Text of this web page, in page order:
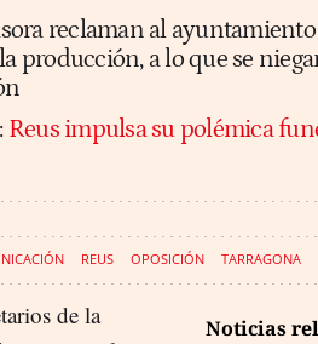
reclaman al
producción, a lo que se
: Reus impulsa su polémica
REUS OPOSICIÓN TARRAGONA
Noticias
de la